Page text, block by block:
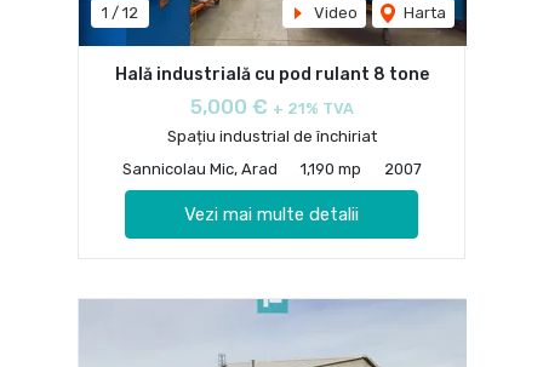
1 / 12 Video Harta
Hală industrială cu pod rulant 8 tone
5,000 € + 21% TVA
Spațiu industrial de închiriat
Sannicolau Mic, Arad
1,190 mp 2007
Vezi mai multe detalii